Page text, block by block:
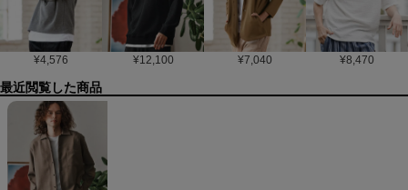
¥4,576 ¥12,100 ¥7,040 ¥8,470
最近閲覧した商品